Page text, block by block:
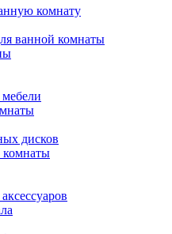
комнату
ванной комнаты
дисков
комнаты